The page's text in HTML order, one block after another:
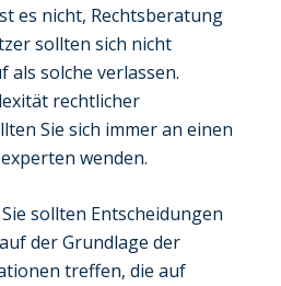
es nicht, Rechtsberatung
sollten sich nicht
als solche verlassen.
rechtlicher
Sie sich immer an einen
wenden.
sollten Entscheidungen
der Grundlage der
treffen, die auf